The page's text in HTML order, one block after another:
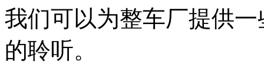
我们可以为整车厂提供
的聆听。